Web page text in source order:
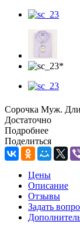
Сорочка Муж.
Достаточно
Подробнее
Поделиться
Цены
Описание
Отзывы
Задать